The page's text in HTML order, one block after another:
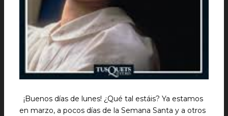
¡Buenos días de lunes! ¿Qué tal estáis? Ya estamos
en marzo, a pocos días de la Semana Santa y a otros